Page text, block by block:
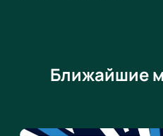
Ближайшие